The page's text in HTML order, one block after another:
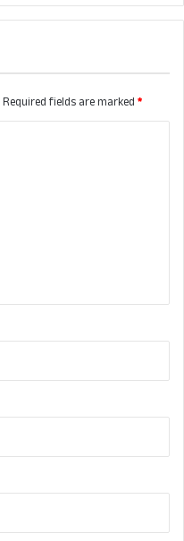
Required fields are marked *